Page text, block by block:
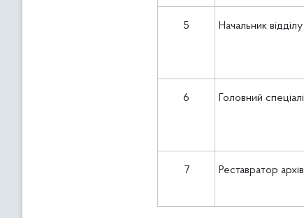
5 Начальник
6 Головний
7 Реставратор